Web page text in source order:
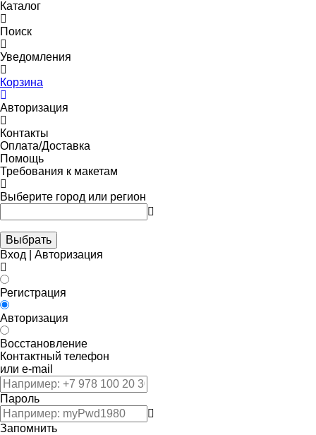
Каталог
Поиск
Уведомления
Корзина
Авторизация
Контакты
Оплата/Доставка
Помощь
Требования к макетам
Выберите город или регион
Выбрать
Вход | Авторизация
Регистрация
Авторизация
Восстановление
Контактный телефон
или e-mail
Пароль
Запомнить